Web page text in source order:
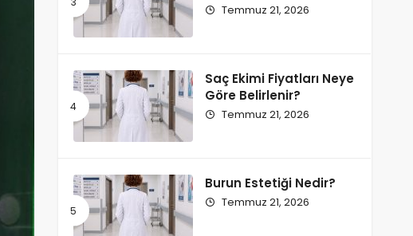
Temmuz 21, 2026
Saç Ekimi Fiyatları Neye
Göre Belirlenir?
Temmuz 21, 2026
Burun Estetiği Nedir?
Temmuz 21, 2026